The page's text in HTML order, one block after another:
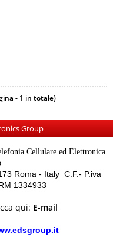
- 1 in totale)
Group
Cellulare ed Elettronica
Roma - Italy C.F.- P.iva
1334933
qui: E-mail